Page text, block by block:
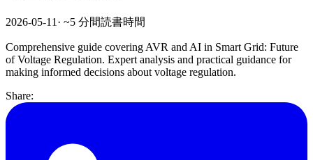
2026-05-11 · ~5 分間読書時間
Comprehensive guide covering AVR and AI in Smart Grid: Future
of Voltage Regulation. Expert analysis and practical guidance for
making informed decisions about voltage regulation.
Share: